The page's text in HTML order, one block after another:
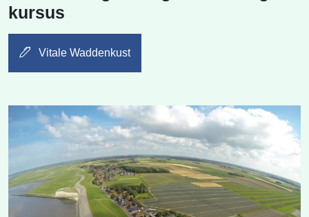
kursus
Vitale Waddenkust